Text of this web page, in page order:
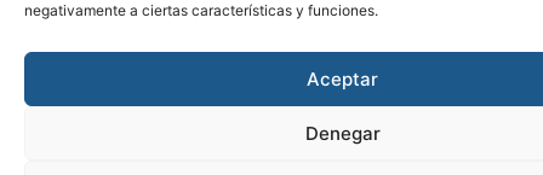
negativamente a ciertas características y funciones.
Aceptar
Denegar